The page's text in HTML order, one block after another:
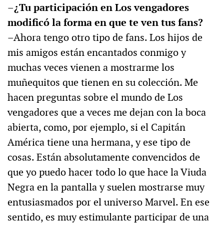
–¿Tu participación en Los vengadores
modificó la forma en que te ven tus fans?
–Ahora tengo otro tipo de fans. Los hijos de
mis amigos están encantados conmigo y
muchas veces vienen a mostrarme los
muñequitos que tienen en su colección. Me
hacen preguntas sobre el mundo de Los
vengadores que a veces me dejan con la boca
abierta, como, por ejemplo, si el Capitán
América tiene una hermana, y ese tipo de
cosas. Están absolutamente convencidos de
que yo puedo hacer todo lo que hace la Viuda
Negra en la pantalla y suelen mostrarse muy
entusiasmados por el universo Marvel. En ese
sentido, es muy estimulante participar de una